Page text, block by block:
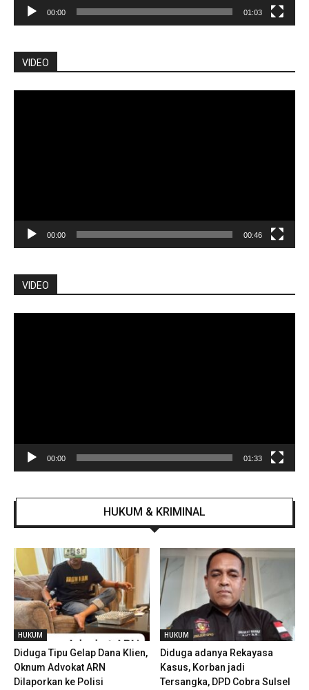
00:00 01:03
VIDEO
00:00 00:46
VIDEO
00:00 01:33
HUKUM & KRIMINAL
HUKUM
Diduga Tipu Gelap Dana Klien,
Oknum Advokat ARN
Dilaporkan ke Polisi
HUKUM
Diduga adanya Rekayasa
Kasus, Korban jadi
Tersangka, DPD Cobra Sulsel